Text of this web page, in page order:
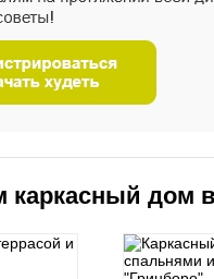
каркасный дом